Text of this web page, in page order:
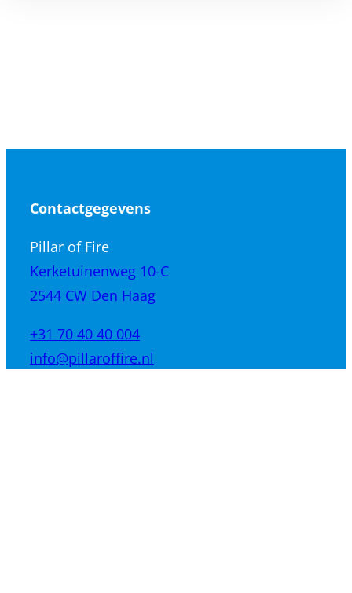
Contactgegevens
Pillar of Fire
Kerketuinenweg 10-C
2544 CW Den Haag
+31 70 40 40 004
info@pillaroffire.nl